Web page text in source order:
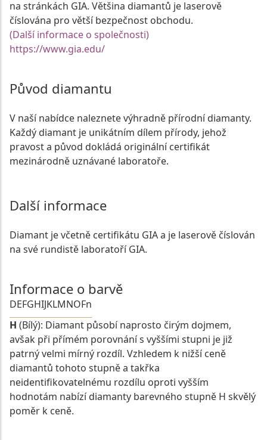
na stránkách GIA. Většina diamantů je laserově
číslována pro větší bezpečnost obchodu.
(Další informace o společnosti)
https://www.gia.edu/
Původ diamantu
V naší nabídce naleznete výhradně přírodní diamanty.
Každý diamant je unikátním dílem přírody, jehož
pravost a původ dokládá originální certifikát
mezinárodně uznávané laboratoře.
Další informace
Diamant je včetně certifikátu GIA a je laserově číslován
na své rundistě laboratoří GIA.
Informace o barvě
DEFGHIJKLMNOFn
H (Bílý): Diamant působí naprosto čirým dojmem,
avšak při přímém porovnání s vyššími stupni je již
patrný velmi mírný rozdíl. Vzhledem k nižší ceně
diamantů tohoto stupně a takřka
neidentifikovatelnému rozdílu oproti vyšším
hodnotám nabízí diamanty barevného stupně H skvělý
poměr k ceně.